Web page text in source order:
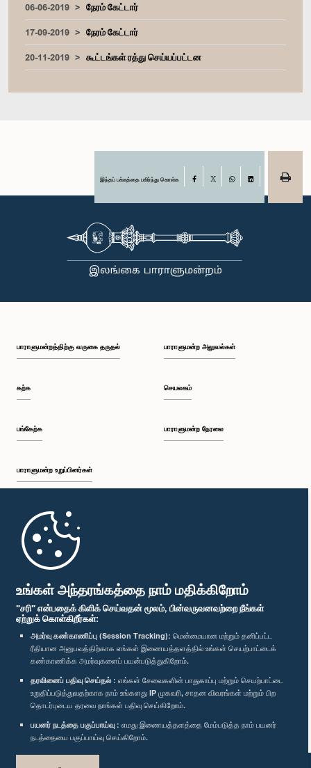
உங்கள் அந்தரங்கத்தை நாம் மதிக்கிறோம்
"சரி" என்பதைக் கிளிக் செய்வதன் மூலம், பின்வருவனவற்றை நீங்கள்
ஏற்றுக் கொள்கிறீர்கள்:
அமர்வு கண்காணிப்பு (Session Tracking): மென்மையான மற்றும் தனிப்பட்ட
ரீதியான அனுபவத்திற்காக எங்கள் இணையத்தளத்தில் உங்கள் செயற்பாட்டைக்
கண்காணிக்க அமர்வுகளைப் பயன்படுத்துகிறோம்.
தரவினைப் பதிவு செய்தல் : எங்கள் சேவைகளின் பாதுகாப்பு மற்றும் செயற்பாட்டை
உறுதிப்படுத்துவதற்காக நாம் உங்களது IP முகவரி, சாதன விவரங்கள் மற்றும் பிற
தொடர்புடைய தரவை நாங்கள் பதிவு செய்கிறோம்.
பயனர் நடத்தை பகுப்பாய்வு : எமது இணையத்தளத்தை மேம்படுத்த நாம் பயனர்
நடத்தையை பகுப்பாய்வு செய்கிறோம்.
06-06-2019
நேரம் கேட்டார்
17-09-2019
நேரம் கேட்டார்
20-11-2019
கூட்டங்கள் ரத்து செய்யப்பட்டன
இந்தப் பக்கத்தை பகிர்ந்து கொள்க Facebook
பாராளுமன்றத்திற்கு வருகை தருதல்
கற்க
பங்கேற்க
பாராளுமன்ற உறுப்பினர்கள்
முதற்பக்கம்
பாராளுமன்ற அலுவல்கள்
செயலகம்
பாராளுமன்ற நேரலை
பாராளுமன்ற கையடக்க செயலி
எம்மை பின்தொடர்க :
விருதுகள்
தனியுரிமைக் கொள்கை